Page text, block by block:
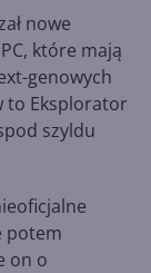
nowe
które mają
genowych
to Eksplorator
szyldu
potem
on o